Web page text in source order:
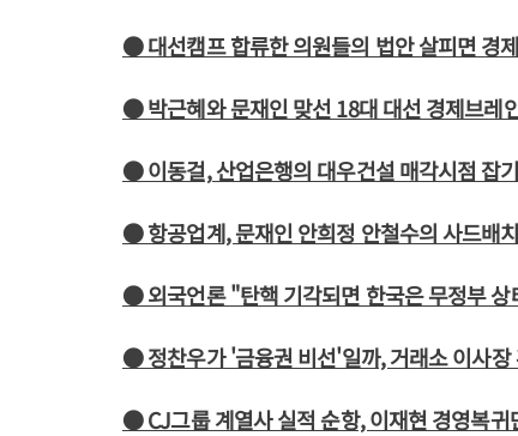
● 대선캠프 합류한 의원들의 법안 살피면 경
● 박근혜와 문재인 맞선 18대 대선 경제브레
● 이동걸, 산업은행의 대우건설 매각시점 잡
● 항공업계, 문재인 안희정 안철수의 사드배
● 외국언론 "탄핵 기각되면 한국은 무정부 상
● 정찬우가 '금융권 비선'일까, 거래소 이사장
● CJ그룹 계열사 실적 순항, 이재현 경영복귀